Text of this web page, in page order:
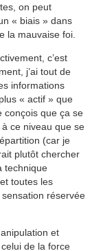
on peut
« biais » dans
la mauvaise foi.
c’est
j’ai tout de
informations
« actif » que
conçois que ça se
ce niveau que se
(car je
plutôt chercher
technique
toutes les
réservée
et
de la force